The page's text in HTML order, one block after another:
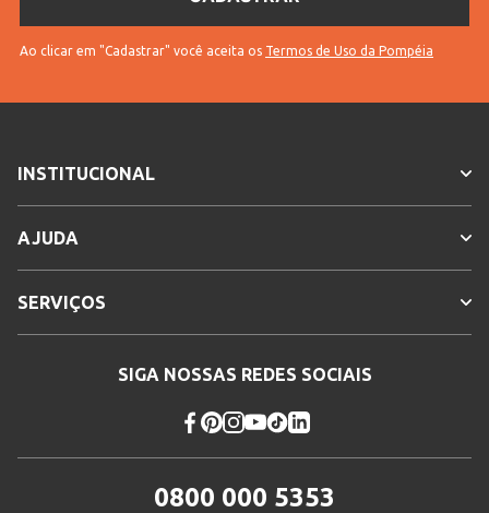
Ao clicar em "Cadastrar" você aceita os Termos de Uso da Pompéia
INSTITUCIONAL
AJUDA
SERVIÇOS
SIGA NOSSAS REDES SOCIAIS
0800 000 5353